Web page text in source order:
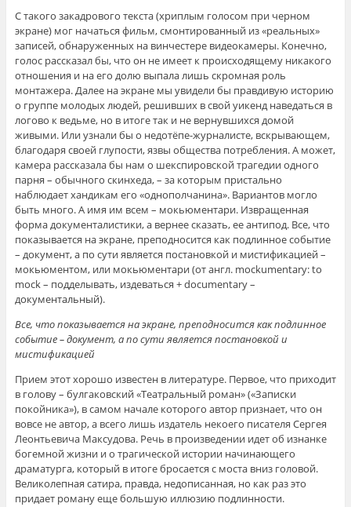
С такого закадрового текста (хриплым голосом при черном
экране) мог начаться фильм, смонтированный из «реальных»
записей, обнаруженных на винчестере видеокамеры. Конечно,
голос рассказал бы, что он не имеет к происходящему никакого
отношения и на его долю выпала лишь скромная роль
монтажера. Далее на экране мы увидели бы правдивую историю
о группе молодых людей, решивших в свой уикенд наведаться в
логово к ведьме, но в итоге так и не вернувшихся домой
живыми. Или узнали бы о недотёпе-журналисте, вскрывающем,
благодаря своей глупости, язвы общества потребления. А может,
камера рассказала бы нам о шекспировской трагедии одного
парня – обычного скинхеда, – за которым пристально
наблюдает хандикам его «однополчанина». Вариантов могло
быть много. А имя им всем – мокьюментари. Извращенная
форма документалистики, а вернее сказать, ее антипод. Все, что
показывается на экране, преподносится как подлинное событие
– документ, а по сути является постановкой и мистификацией –
мокьюментом, или мокьюментари (от англ. mockumentary: to
mock – подделывать, издеваться + documentary –
документальный).
Все, что показывается на экране, преподносится как подлинное
событие – документ, а по сути является постановкой и
мистификацией
Прием этот хорошо известен в литературе. Первое, что приходит
в голову – булгаковский «Театральный роман» («Записки
покойника»), в самом начале которого автор признает, что он
вовсе не автор, а всего лишь издатель некоего писателя Сергея
Леонтьевича Максудова. Речь в произведении идет об изнанке
богемной жизни и о трагической истории начинающего
драматурга, который в итоге бросается с моста вниз головой.
Великолепная сатира, правда, недописанная, но как раз это
придает роману еще большую иллюзию подлинности.